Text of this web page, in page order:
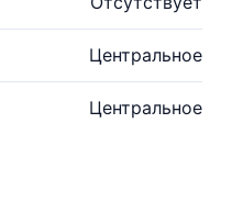
Центральное
Центральное